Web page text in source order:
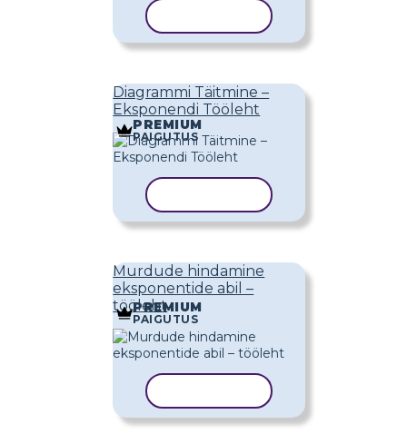
Diagrammi Täitmine –
Eksponendi Tööleht
PREMIUM
PAIGUTUS
Murdude hindamine
eksponentide abil –
tööleht
PREMIUM
PAIGUTUS